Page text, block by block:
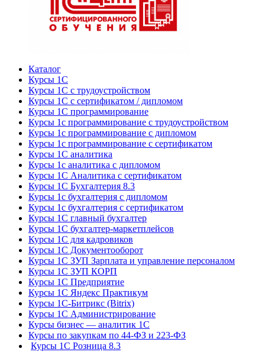
Каталог
Курсы 1С
Курсы 1С с трудоустройством
Курсы 1С с сертификатом / дипломом
Курсы 1С программирование
Курсы 1с программирование с трудоустройством
Курсы 1с программирование с дипломом
Курсы 1с программирование с сертификатом
Курсы 1С аналитика
Курсы 1с аналитика с дипломом
Курсы 1С Аналитика с сертификатом
Курсы 1С Бухгалтерия 8.3
Курсы 1с бухгалтерия с дипломом
Курсы 1с бухгалтерия с сертификатом
Курсы 1С главный бухгалтер
Курсы 1С бухгалтер-маркетплейсов
Курсы 1С для кадровиков
Курсы 1С Документооборот
Курсы 1С ЗУП Зарплата и управление персоналом
Курсы 1С ЗУП КОРП
Курсы 1С Предприятие
Курсы 1С Яндекс Практикум
Курсы 1С-Битрикс (Bitrix)
Курсы 1С Администрирование
Курсы бизнес — аналитик 1С
Курсы по закупкам по 44‑ФЗ и 223‑ФЗ
Курсы 1С Розница 8.3